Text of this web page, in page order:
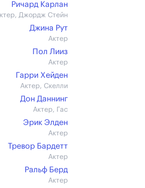
Ричард Карлан
Джордж Стейн
Джина Рут
Актер
Пол Лииз
Актер
Гарри Хейден
Актер, Скелли
Дон Даннинг
Актер, Гас
Эрик Элден
Актер
Тревор Бардетт
Актер
Ральф Берд
Актер